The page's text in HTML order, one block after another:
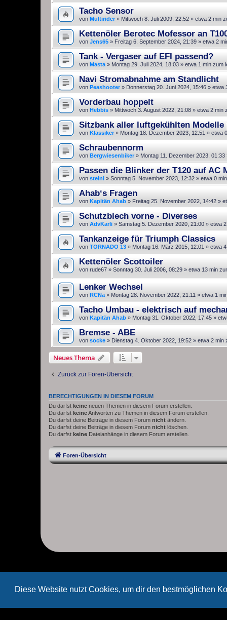
Diese Website nutzt Cookies, um dir den bestmöglichen
Tacho Sensor
von Multirider» Mittwoch 8. Juli 2009, 22:52 » etwa 2 min
Kettenöler Berotec Mofessor an
von Jens65 » Freitag 6. September 2024, 21:39 » etwa 2
Tank - Vergaser auf EFI passend?
von Masta » Montag 29. Juli 2024, 18:03 » etwa 1 min zum
Navi Stromabnahme am Standlicht
von Peashooter» Donnerstag 20. Juni 2024, 15:46 » etwa
Vorderbau hoppelt
von Hebbis » Mittwoch 3. August 2022, 21:08 » etwa 2 min
Sitzbank aller luftgekühlten Modelle
von Klassiker» Montag 18. Dezember 2023, 12:51 » etwa
Schraubennorm
von Bergwiesenbiker» Montag 11. Dezember 2023, 01:33
Passen die Blinker der T120 auf AC
von steini » Sonntag 5. November 2023, 12:32 » etwa 0
Ahab‘s Fragen
von Kapitän Ahab » Freitag 25. November 2022, 14:42 »
Schutzblech vorne - Diverses
von AdvKarli » Samstag 5. Dezember 2020, 21:00 » etwa
Tankanzeige für Triumph Classics
von TORNADO 13 » Montag 16. März 2015, 12:01 » etwa
Kettenöler Scottoiler
von rude67 » Sonntag 30. Juli 2006, 08:29 » etwa 13 min
Lenker Wechsel
von RCNa» Montag 28. November 2022, 21:11 » etwa 1
Tacho Umbau - elektrisch auf
von Kapitän Ahab » Montag 31. Oktober 2022, 17:45 »
Bremse - ABE
von socke » Dienstag 4. Oktober 2022, 19:52 » etwa 2 min
Neues Thema
Zurück zur Foren-Übersicht
BERECHTIGUNGEN IN DIESEM FORUM
Du darfst keine neuen Themen in diesem Forum erstellen.
Du darfst keineAntworten zu Themen in diesem Forum erstellen.
Du darfst deine Beiträge in diesem Forum nicht ändern.
Du darfst deine Beiträge in diesem Forum nicht löschen.
Du darfst keine Dateianhänge in diesem Forum erstellen.
Foren-Übersicht